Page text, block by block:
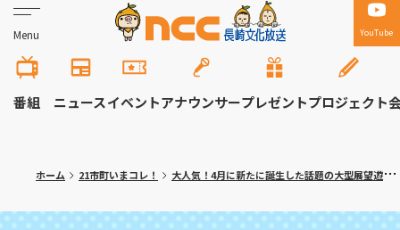
Menu YouTube
番組 ニュースイベントアナウンサープレゼントプロジェクト
ホーム 21市町いまコレ！ 大人気！4月に新たに誕生した話題の大型展望遊具 諫早市「山茶花高原ピクニックパーク・ハーブ園」